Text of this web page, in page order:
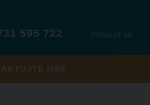
Přihlásit se
595 722
NÁS